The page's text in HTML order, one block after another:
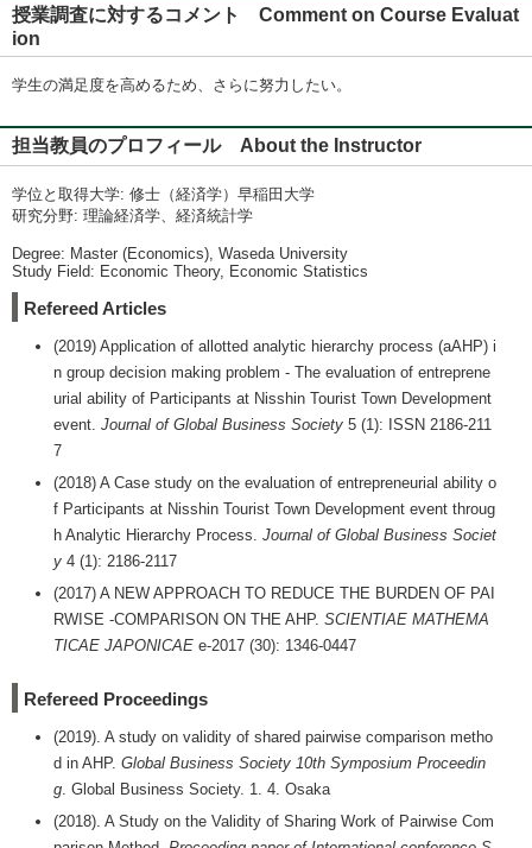
授業調査に対するコメント Comment on Course Evaluat
ion
学生の満足度を高めるため、さらに努力したい。
担当教員のプロフィール About the Instructor
学位と取得大学: 修士（経済学）早稲田大学
研究分野: 理論経済学、経済統計学
Degree: Master (Economics), Waseda University
Study Field: Economic Theory, Economic Statistics
Refereed Articles
(2019) Application of allotted analytic hierarchy process (aAHP) i
n group decision making problem - The evaluation of entreprene
urial ability of Participants at Nisshin Tourist Town Development
event. Journal of Global Business Society 5 (1): ISSN 2186-211
7
(2018) A Case study on the evaluation of entrepreneurial ability o
f Participants at Nisshin Tourist Town Development event throug
h Analytic Hierarchy Process. Journal of Global Business Societ
y 4 (1): 2186-2117
(2017) A NEW APPROACH TO REDUCE THE BURDEN OF PAI
RWISE -COMPARISON ON THE AHP. SCIENTIAE MATHEMA
TICAE JAPONICAE e-2017 (30): 1346-0447
Refereed Proceedings
(2019). A study on validity of shared pairwise comparison metho
d in AHP. Global Business Society 10th Symposium Proceedin
g. Global Business Society. 1. 4. Osaka
(2018). A Study on the Validity of Sharing Work of Pairwise Com